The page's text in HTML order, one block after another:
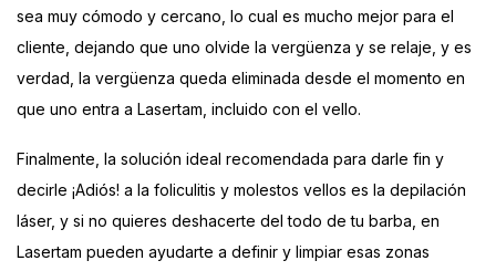
sea muy cómodo y cercano, lo cual es mucho mejor para el
cliente, dejando que uno olvide la vergüenza y se relaje, y es
verdad, la vergüenza queda eliminada desde el momento en
que uno entra a Lasertam, incluido con el vello.
Finalmente, la solución ideal recomendada para darle fin y
decirle ¡Adiós! a la foliculitis y molestos vellos es la depilación
láser, y si no quieres deshacerte del todo de tu barba, en
Lasertam pueden ayudarte a definir y limpiar esas zonas